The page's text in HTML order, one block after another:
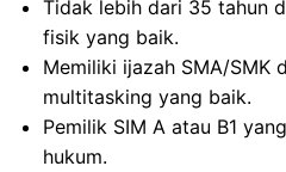
Tidak lebih dari 35 tahun
fisik yang baik.
Memiliki ijazah SMA/SMK
multitasking yang baik.
Pemilik SIM A atau B1
hukum.